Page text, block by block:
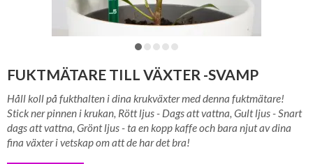
FUKTMÄTARE TILL VÄXTER -SVAMP
Håll koll på fukthalten i dina krukväxter med denna fuktmätare!
Stick ner pinnen i krukan, Rött ljus - Dags att vattna, Gult ljus - Snart
dags att vattna, Grönt ljus - ta en kopp kaffe och bara njut av dina
fina växter i vetskap om att de har det bra!